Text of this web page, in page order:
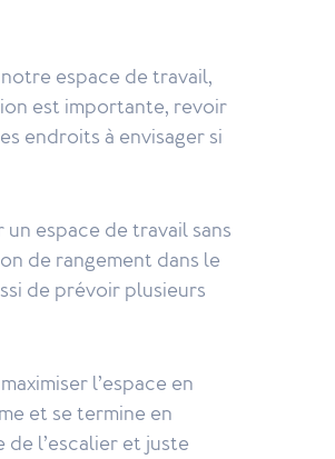
espace de travail,
est importante, revoir
endroits à envisager si
espace de travail sans
de rangement dans le
de prévoir plusieurs
l’espace en
et se termine en
de l’escalier et juste